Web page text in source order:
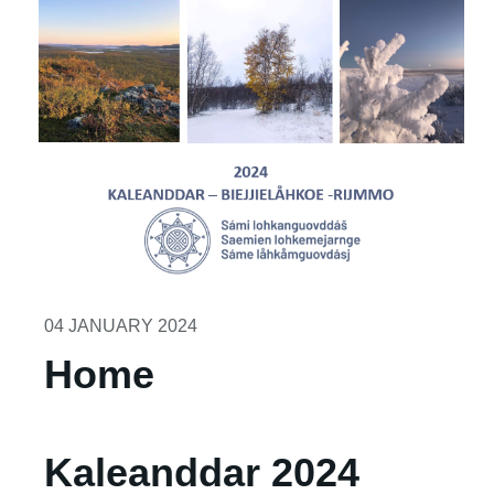
04 JANUARY 2024
Home
Kaleanddar 2024